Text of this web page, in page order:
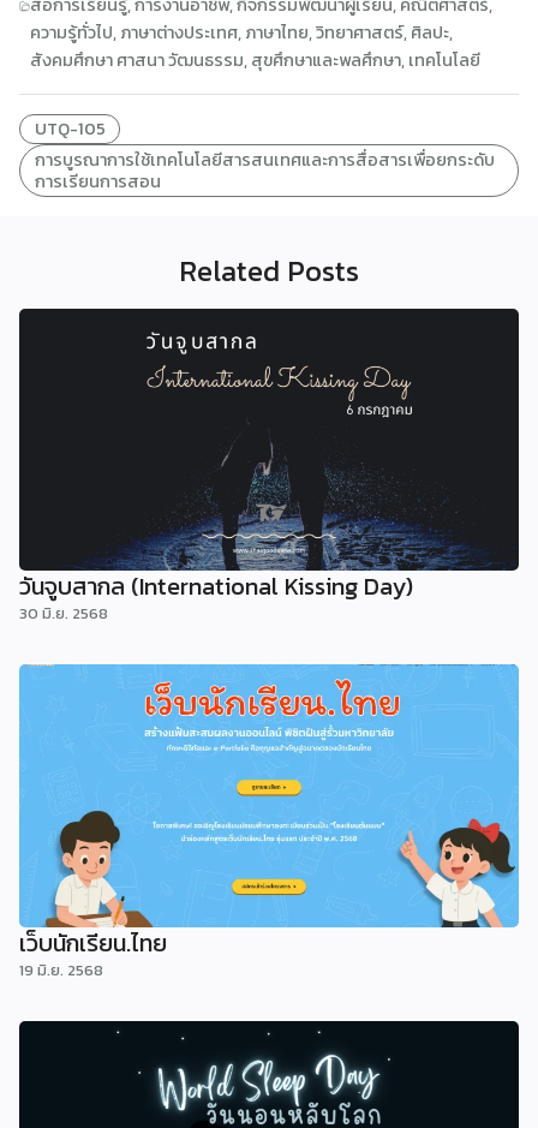
ความรู้ทั่วไป,ภาษาต่างประเทศ,ภาษาไทย,วิทยาศาสตร์,ศิลปะ,
สังคมศึกษา ศาสนา วัฒนธรรม,สุขศึกษาและพลศึกษา,เทคโนโลยี
UTQ-105
การบูรณาการใช้เทคโนโลยีสารสนเทศและการสื่อสารเพื่อยกระดับ
การเรียนการสอน
Related Posts
วันจูบสากล (International Kissing Day)
30 มิ.ย. 2568
เว็บนักเรียน.ไทย
19 มิ.ย. 2568